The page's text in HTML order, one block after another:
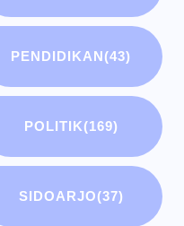
PENDIDIKAN(43)
POLITIK(169)
SIDOARJO(37)